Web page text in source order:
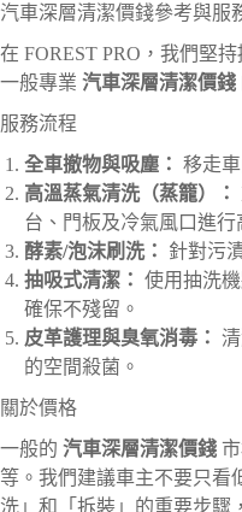
汽車深層清潔價錢參考與服
在 FOREST PRO，我們堅
一般專業 汽車深層清潔價錢
服務流程
全車撤物與吸塵： 移走
高溫蒸氣清洗（蒸籠）：
台、門板及冷氣風口進行
酵素/泡沫刷洗：
針對污
抽吸式清潔： 使用抽洗
確保不殘留。
皮革護理與臭氧消毒：
的空間殺菌。
關於價格
一般的 汽車深層清潔價錢
等。我們建議車主不要只看
洗」和「拆裝」的重要步驟